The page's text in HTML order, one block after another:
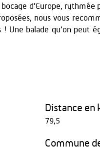
d’Europe, rythmée
nous vous
! Une balade qu’on peut
Distance en
79,5
Commune